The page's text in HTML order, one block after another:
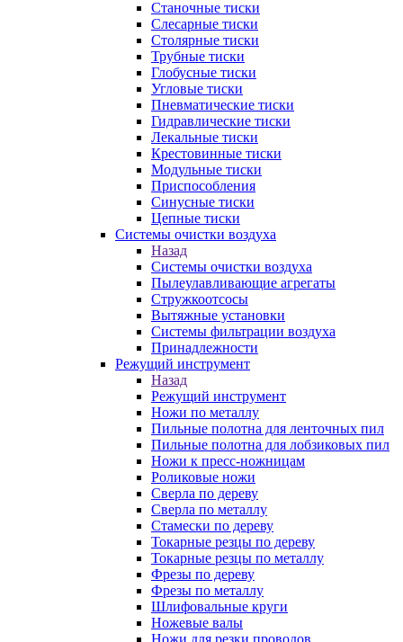
Станочные тиски
Слесарные тиски
Столярные тиски
Трубные тиски
Глобусные тиски
Угловые тиски
Пневматические тиски
Гидравлические тиски
Лекальные тиски
Крестовинные тиски
Модульные тиски
Приспособления
Синусные тиски
Цепные тиски
Системы очистки воздуха
Назад
Системы очистки воздуха
Пылеулавливающие агрегаты
Стружкоотсосы
Вытяжные установки
Системы фильтрации воздуха
Принадлежности
Режущий инструмент
Назад
Режущий инструмент
Ножи по металлу
Пильные полотна для ленточных пил
Пильные полотна для лобзиковых пил
Ножи к пресс-ножницам
Роликовые ножи
Сверла по дереву
Сверла по металлу
Стамески по дереву
Токарные резцы по дереву
Токарные резцы по металлу
Фрезы по дереву
Фрезы по металлу
Шлифовальные круги
Ножевые валы
Ножи для резки проводов